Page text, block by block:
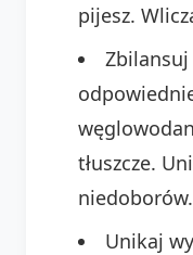
pijesz.
tłuszcze.
niedoborów.
Unikaj